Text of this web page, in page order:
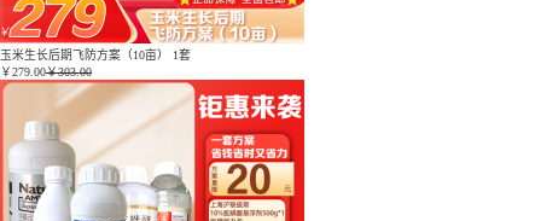
玉米生长后期飞防方案（10亩） 1套
￥279.00￥303.00